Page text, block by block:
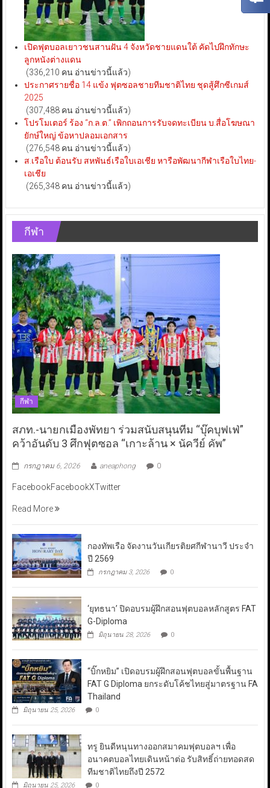
เปิดฟุตบอลเยาวชนสานฝัน 4 จังหวัดชายแดนใต้ คัดไปฝึกทักษะ
ลูกหนังต่างแดน
(336,210 คน อ่านข่าวนี้แล้ว)
ประกาศรายชื่อ 14 แข้ง ฟุตซอลชายทีมชาติไทย ชุดสู้ศึกซีเกมส์
2025
(307,488 คน อ่านข่าวนี้แล้ว)
โปรโมเตอร์ ร้อง “ก.ล.ต.” เพิกถอนการรับจดทะเบียน บ.สื่อโฆษณา
ยักษ์ใหญ่ ข้อหาปลอมเอกสาร
(276,548 คน อ่านข่าวนี้แล้ว)
ส.เรือใบ ต้อนรับ สหพันธ์เรือใบเอเชีย หารือพัฒนากีฬาเรือใบไทย-
เอเชีย
(265,348 คน อ่านข่าวนี้แล้ว)
กีฬา
กีฬา
สภท.-นายกเมืองพัทยา ร่วมสนับสนุนทีม “บุ๊คบุฟเฟ่”
คว้าอันดับ 3 ศึกฟุตซอล “เกาะล้าน × นัควีย์ คัพ”
กรกฎาคม 6, 2026 aneaphong 0
FacebookFacebookXTwitter
Read More
กองทัพเรือ จัดงานวันเกียรติยศกีฬานาวี ประจำ
ปี 2569
กรกฎาคม 3, 2026 0
‘ยุทธนา’ ปิดอบรมผู้ฝึกสอนฟุตบอลหลักสูตร FAT
G-Diploma
มิถุนายน 28, 2026 0
“บิ๊กหยิม” เปิดอบรมผู้ฝึกสอนฟุตบอลขั้นพื้นฐาน
FAT G Diploma ยกระดับโค้ชไทยสู่มาตรฐาน FA
Thailand
มิถุนายน 25, 2026 0
ทรู ยินดีหนุนทางออกสมาคมฟุตบอลฯ เพื่อ
อนาคตบอลไทยเดินหน้าต่อ รับสิทธิ์ถ่ายทอดสด
ทีมชาติไทยถึงปี 2572
มิถุนายน 25, 2026 0